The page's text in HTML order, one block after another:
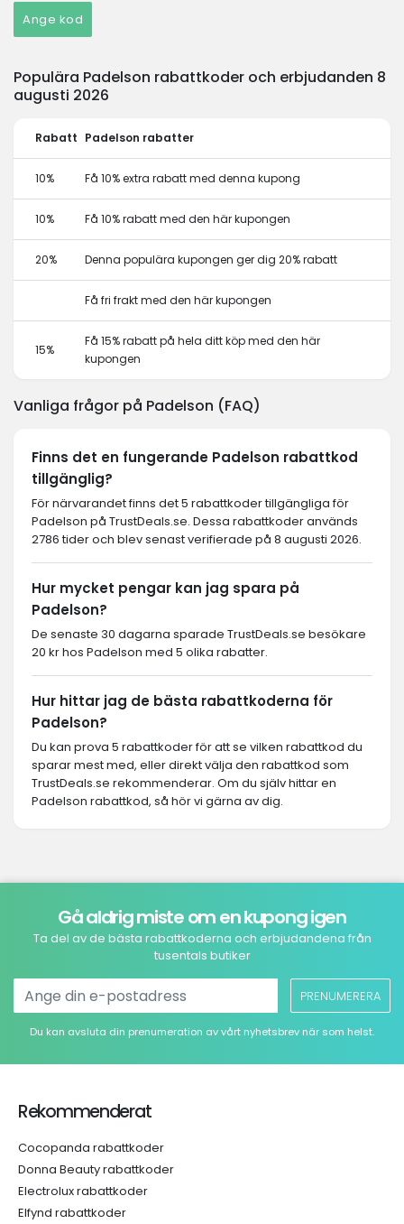
Ange kod
Populära Padelson rabattkoder och erbjudanden 8
augusti 2026
Rabatt Padelson rabatter
10% Få 10% extra rabatt med denna kupong
10% Få 10% rabatt med den här kupongen
20% Denna populära kupongen ger dig 20% rabatt
Få fri frakt med den här kupongen
15%
Få 15% rabatt på hela ditt köp med den här
kupongen
Vanliga frågor på Padelson (FAQ)
Finns det en fungerande Padelson rabattkod
tillgänglig?
För närvarandet finns det 5 rabattkoder tillgängliga för
Padelson på TrustDeals.se. Dessa rabattkoder används
2786 tider och blev senast verifierade på 8 augusti 2026.
Hur mycket pengar kan jag spara på
Padelson?
De senaste 30 dagarna sparade TrustDeals.se besökare
20 kr hos Padelson med 5 olika rabatter.
Hur hittar jag de bästa rabattkoderna för
Padelson?
Du kan prova 5 rabattkoder för att se vilken rabattkod du
sparar mest med, eller direkt välja den rabattkod som
TrustDeals.se rekommenderar. Om du själv hittar en
Padelson rabattkod, så hör vi gärna av dig.
Gå aldrig miste om en kupong igen
Ta del av de bästa rabattkoderna och erbjudandena från
tusentals butiker
PRENUMERERA
Du kan avsluta din prenumeration av vårt nyhetsbrev när som helst.
Rekommenderat
Cocopanda rabattkoder
Donna Beauty rabattkoder
Electrolux rabattkoder
Elfynd rabattkoder